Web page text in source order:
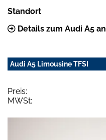
Standort
Details zum Audi A5
Audi A5 Limousine TFSI
Preis:
MWSt: